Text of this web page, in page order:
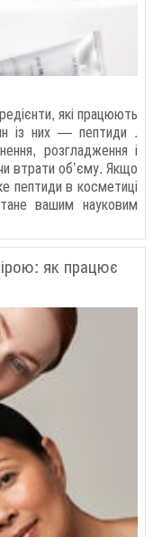
які працюють
із них — пептиди .
розгладження і
втрати об’єму. Якщо
пептиди в косметиці
вашим науковим
як працює